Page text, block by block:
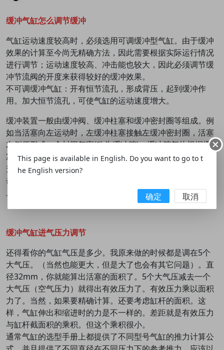
缓冲气缸怎么调节缓冲
气缸运动速度较高时，必须选用可调缓冲型气缸。由于缓冲
效果的计算至今尚无精确方法，因此需要根据实际运行情况
进行调节；运动速度较高、冲击能也较大，因此必须调节缓
冲节流阀的开度来获得较好的缓冲效果。
不可调缓冲气缸：开有恒节流孔，形成背压，起到缓冲作
用。加大恒节流孔，可使气缸的运动速度增大。
缓冲装置一般由缓冲阀、缓冲柱塞和缓冲密封圈等组成。例
如当活塞向左运动时，左缓冲柱塞接触左缓冲密封圈，活塞
左侧便形成一个封闭气室(称为缓冲腔)。缓冲腔气体根据缓
冲阀开度向外排气，活塞继续左行，气体绝热压缩，压力上
升，压力对活塞产生反作用力，使活塞减速、停止，避免撞
击。当气缸行程接近终端时，由于缓冲装置的作用，可以防
止高速运动的活塞撞击缸盖。
缓冲气缸进气压力调节
还得看你的气缸气压是多少。我原来做的时候都是调在5个
大气压。（当然也能更大，但是大了也会有其它问题）。直
径32mm，你就能算出活塞的面积了。5个大气压减去一个
大气压（空气压力）就得出有效压力了。有效压力乘以面积
力了。当然，如果要精确计算。还要考虑缸杆的面积。这
样，气缸伸出和缩进时的力是不一样的。差距就是有效压力
与缸杆截面积的乘积。但这个乘积很小。
通常气缸的选型手册上都提供了不同型号气缸的推力计算公
This page is available in English. Do you want to go to t
he English version?
确定 取消